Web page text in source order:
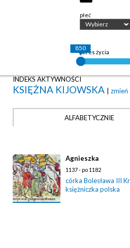
płeć
Wybierz
okres życia
850
INDEKS AKTYWNOŚCI
KSIĘŻNA KIJOWSKA | zmień
ALFABETYCZNIE
Agnieszka
1137 - po 1182
córka Bolesława III
księżniczka polska